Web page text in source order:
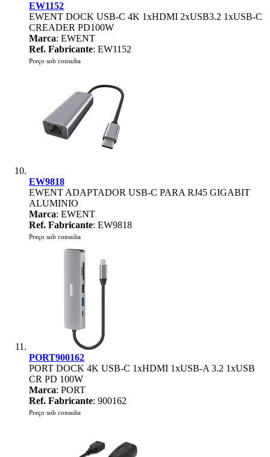
EW1152
EWENT DOCK USB-C 4K 1xHDMI 2xUSB3.2 1xUSB-C
CREADER PD100W
Marca: EWENT
Ref. Fabricante: EW1152
Preço sob consulta
EW9818
EWENT ADAPTADOR USB-C PARA RJ45 GIGABIT
ALUMINIO
Marca: EWENT
Ref. Fabricante: EW9818
Preço sob consulta
PORT900162
PORT DOCK 4K USB-C 1xHDMI 1xUSB-A 3.2 1xUSB
CR PD 100W
Marca: PORT
Ref. Fabricante: 900162
Preço sob consulta